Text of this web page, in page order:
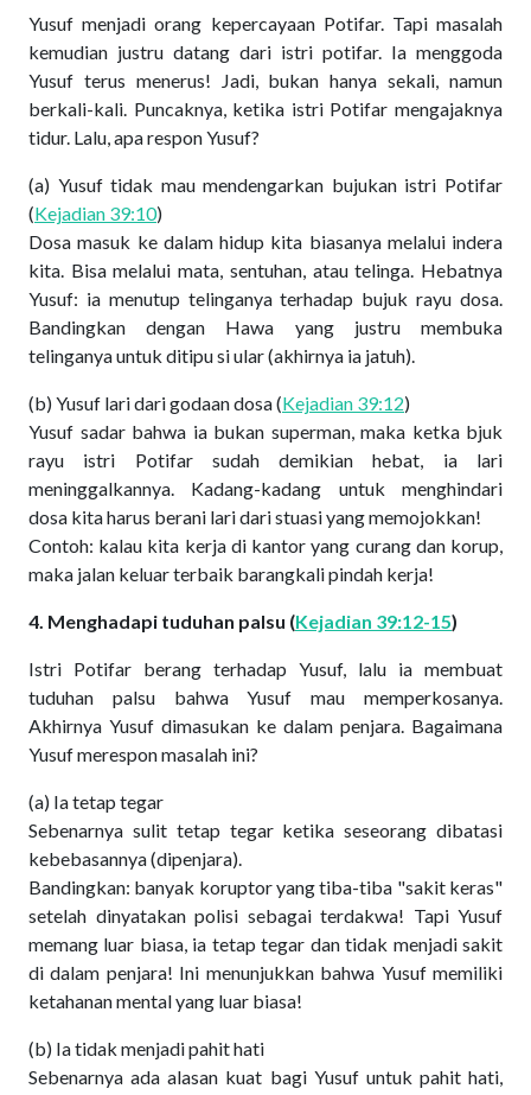
Yusuf menjadi orang kepercayaan Potifar. Tapi masalah
kemudian justru datang dari istri potifar. Ia menggoda
Yusuf terus menerus! Jadi, bukan hanya sekali, namun
berkali-kali. Puncaknya, ketika istri Potifar mengajaknya
tidur. Lalu, apa respon Yusuf?
(a) Yusuf tidak mau mendengarkan bujukan istri Potifar
(Kejadian 39:10)
Dosa masuk ke dalam hidup kita biasanya melalui indera
kita. Bisa melalui mata, sentuhan, atau telinga. Hebatnya
Yusuf: ia menutup telinganya terhadap bujuk rayu dosa.
Bandingkan dengan Hawa yang justru membuka
telinganya untuk ditipu si ular (akhirnya ia jatuh).
(b) Yusuf lari dari godaan dosa (Kejadian 39:12)
Yusuf sadar bahwa ia bukan superman, maka ketka bjuk
rayu istri Potifar sudah demikian hebat, ia lari
meninggalkannya. Kadang-kadang untuk menghindari
dosa kita harus berani lari dari stuasi yang memojokkan!
Contoh: kalau kita kerja di kantor yang curang dan korup,
maka jalan keluar terbaik barangkali pindah kerja!
4. Menghadapi tuduhan palsu (Kejadian 39:12-15)
Istri Potifar berang terhadap Yusuf, lalu ia membuat
tuduhan palsu bahwa Yusuf mau memperkosanya.
Akhirnya Yusuf dimasukan ke dalam penjara. Bagaimana
Yusuf merespon masalah ini?
(a) Ia tetap tegar
Sebenarnya sulit tetap tegar ketika seseorang dibatasi
kebebasannya (dipenjara).
Bandingkan: banyak koruptor yang tiba-tiba "sakit keras"
setelah dinyatakan polisi sebagai terdakwa! Tapi Yusuf
memang luar biasa, ia tetap tegar dan tidak menjadi sakit
di dalam penjara! Ini menunjukkan bahwa Yusuf memiliki
ketahanan mental yang luar biasa!
(b) Ia tidak menjadi pahit hati
Sebenarnya ada alasan kuat bagi Yusuf untuk pahit hati,